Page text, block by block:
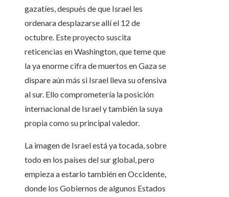
gazatíes, después de que Israel les
ordenara desplazarse allí el 12 de
octubre. Este proyecto suscita
reticencias en Washington, que teme que
la ya enorme cifra de muertos en Gaza se
dispare aún más si Israel lleva su ofensiva
al sur. Ello comprometería la posición
internacional de Israel y también la suya
propia como su principal valedor.
La imagen de Israel está ya tocada, sobre
todo en los países del sur global, pero
empieza a estarlo también en Occidente,
donde los Gobiernos de algunos Estados